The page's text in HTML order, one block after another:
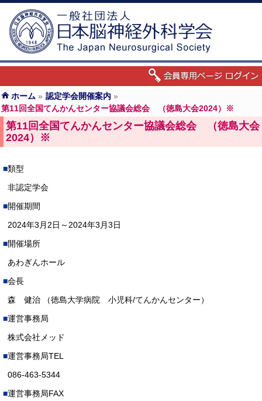
ホーム » 認定学会開催案内 »
第11回全国てんかんセンター協議会総会 （徳島大会2024）※
第11回全国てんかんセンター協議会総会 （徳島大会
2024）※
類型
非認定学会
開催期間
2024年3月2日～2024年3月3日
開催場所
あわぎんホール
会長
森 健治 （徳島大学病院 小児科/てんかんセンター）
運営事務局
株式会社メッド
運営事務局TEL
086-463-5344
運営事務局FAX